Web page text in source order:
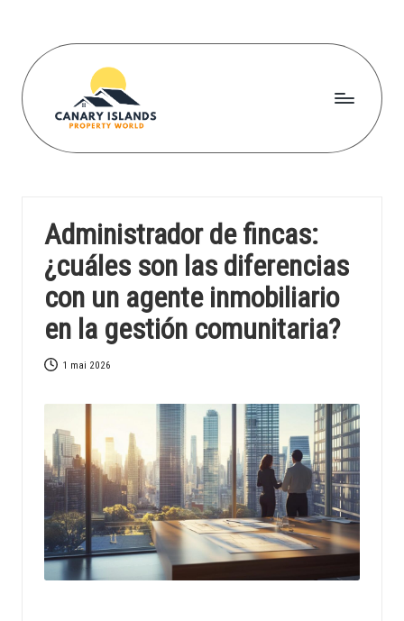
content
C
a
r
yi
s
l
a
n
d
s
p
r
o
Administrador de fincas:
¿cuáles son las diferencias
con un agente inmobiliario
en la gestión comunitaria?
1 mai 2026